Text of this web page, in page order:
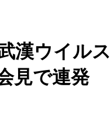
漢ウイルス
見で連発